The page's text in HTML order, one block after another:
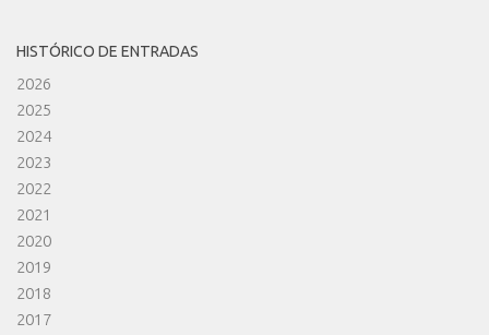
HISTÓRICO DE ENTRADAS
2026
2025
2024
2023
2022
2021
2020
2019
2018
2017